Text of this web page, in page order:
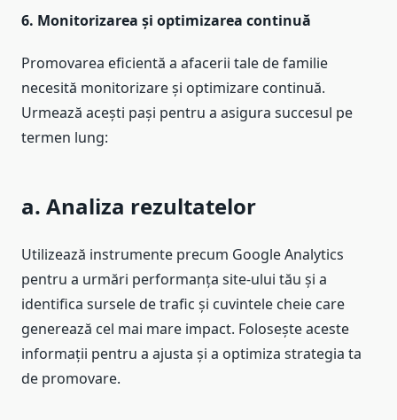
6. Monitorizarea și optimizarea continuă
Promovarea eficientă a afacerii tale de familie
necesită monitorizare și optimizare continuă.
Urmează acești pași pentru a asigura succesul pe
termen lung:
a. Analiza rezultatelor
Utilizează instrumente precum Google Analytics
pentru a urmări performanța site-ului tău și a
identifica sursele de trafic și cuvintele cheie care
generează cel mai mare impact. Folosește aceste
informații pentru a ajusta și a optimiza strategia ta
de promovare.